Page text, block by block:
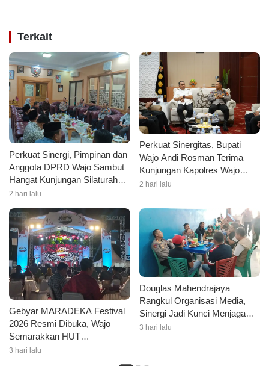
Terkait
Perkuat Sinergi, Pimpinan dan
Anggota DPRD Wajo Sambut
Hangat Kunjungan Silaturahmi
Kapolres Wajo yang Baru
2 hari lalu
Perkuat Sinergitas, Bupati
Wajo Andi Rosman Terima
Kunjungan Kapolres Wajo
AKBP Douglas Mahendrajaya
2 hari lalu
Gebyar MARADEKA Festival
2026 Resmi Dibuka, Wajo
Semarakkan HUT
Kemerdekaan dengan Ragam
3 hari lalu
Douglas Mahendrajaya
Rangkul Organisasi Media,
Sinergi Jadi Kunci Menjaga
Kondusivitas Wajo
3 hari lalu